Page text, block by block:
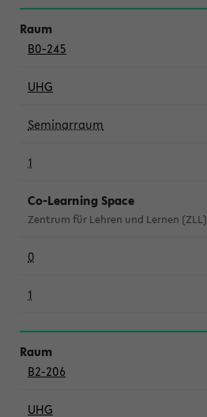
B0-245
UHG
Seminarraum
1
Co-Learning Space
Zentrum für Lehren und Lernen (ZLL)
0
1
B2-206
UHG